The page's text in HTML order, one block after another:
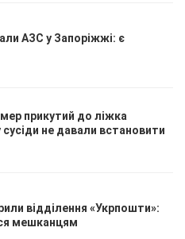
АЗС у Запоріжжі: є
прикутий до ліжка
не давали встановити
відділення «Укрпошти»:
мешканцям